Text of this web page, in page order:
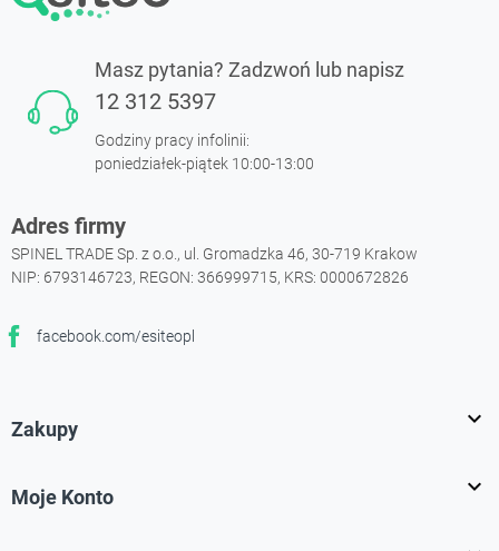
Masz pytania? Zadzwoń lub napisz
12 312 5397
Godziny pracy infolinii:
poniedziałek-piątek 10:00-13:00
Adres firmy
SPINEL TRADE Sp. z o.o., ul. Gromadzka 46, 30-719 Krakow
NIP: 6793146723, REGON: 366999715, KRS: 0000672826
facebook.com/esiteopl
Facebook
Zakupy 
Moje Konto 